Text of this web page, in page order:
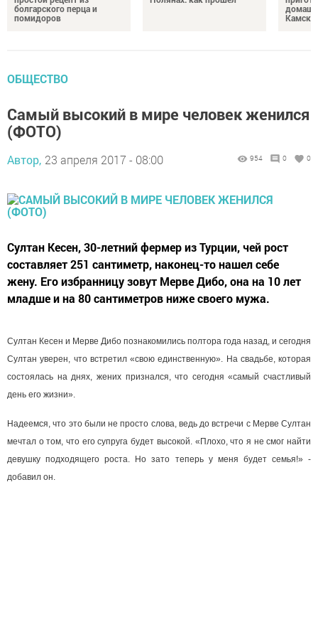
болгарского перца и
помидоров
ОБЩЕСТВО
Самый высокий в мире человек женился
(ФОТО)
Автор, 23 апреля 2017 - 08:00 954 0 0
Султан Кесен, 30-летний фермер из Турции, чей рост
составляет 251 сантиметр, наконец-то нашел себе
жену. Его избранницу зовут Мерве Дибо, она на 10 лет
младше и на 80 сантиметров ниже своего мужа.
Султан Кесен и Мерве Дибо познакомились полтора года назад, и сегодня
Султан уверен, что встретил «свою единственную». На свадьбе, которая
состоялась на днях, жених признался, что сегодня «самый счастливый
день его жизни».
Надеемся, что это были не просто слова, ведь до встречи с Мерве Султан
мечтал о том, что его супруга будет высокой. «Плохо, что я не смог найти
девушку подходящего роста. Но зато теперь у меня будет семья!» -
добавил он.